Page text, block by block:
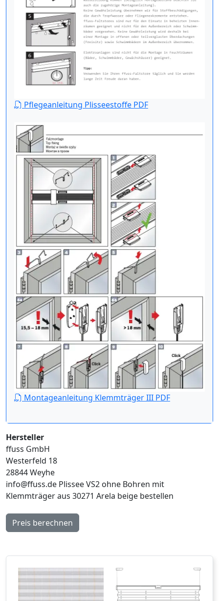
Pflegeanleitung Plisseestoffe PDF
Montageanleitung Klemmträger III PDF
Hersteller
ffuss GmbH
Westerfeld 18
28844 Weyhe
info@ffuss.de Plissee VS2 ohne Bohren mit
Klemmträger aus 30271 Arela beige bestellen
Preis berechnen